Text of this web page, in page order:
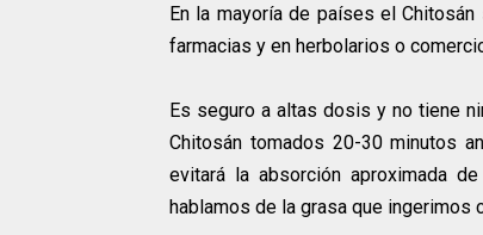
En la mayoría de países el
farmacias y en herbolarios o
Es seguro a altas dosis y no tiene
Chitosán tomados 20-30 minutos
evitará la absorción aproximada
hablamos de la grasa que ingerimos